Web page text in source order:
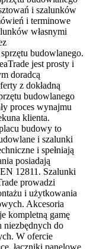
i szalunków
i terminowe
własnymi
budowlanego.
jest prosty i
doradcą
z dokładną
budowlanego
proces wynajmu
klienta.
budowy to
i szalunki
i spełniają
posiadają
12811. Szalunki
prowadzi
i użytkowania
Akcesoria
kompletną gamę
niezbędnych do
W ofercie